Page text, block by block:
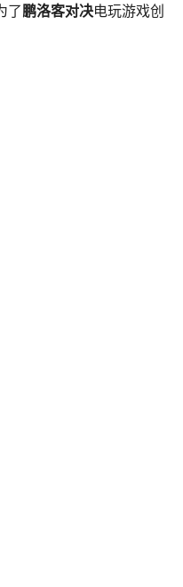
了鹏洛客对决电玩游戏创